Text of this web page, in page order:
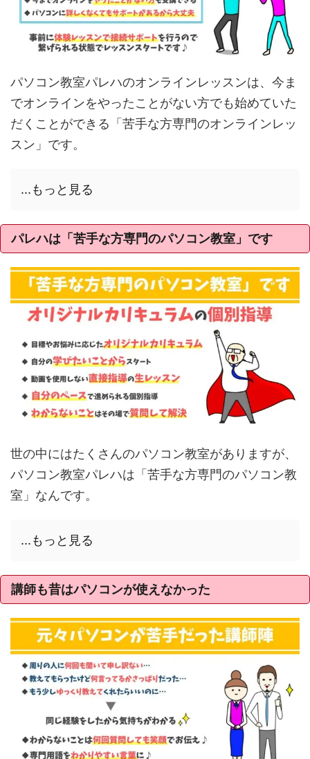
パソコン教室パレハのオンラインレッスンは、今ま
でオンラインをやったことがない方でも始めていた
だくことができる「苦手な方専門のオンラインレッ
スン」です。
...もっと見る
パレハは「苦手な方専門のパソコン教室」です
世の中にはたくさんのパソコン教室がありますが、
パソコン教室パレハは「苦手な方専門のパソコン教
室」なんです。
...もっと見る
講師も昔はパソコンが使えなかった